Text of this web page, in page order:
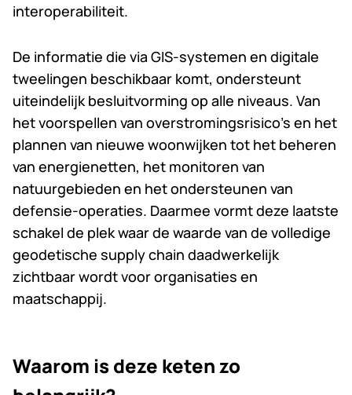
interoperabiliteit.
De informatie die via GIS-systemen en digitale
tweelingen beschikbaar komt, ondersteunt
uiteindelijk besluitvorming op alle niveaus. Van
het voorspellen van overstromingsrisico’s en het
plannen van nieuwe woonwijken tot het beheren
van energienetten, het monitoren van
natuurgebieden en het ondersteunen van
defensie-operaties. Daarmee vormt deze laatste
schakel de plek waar de waarde van de volledige
geodetische supply chain daadwerkelijk
zichtbaar wordt voor organisaties en
maatschappij.
Waarom is deze keten zo